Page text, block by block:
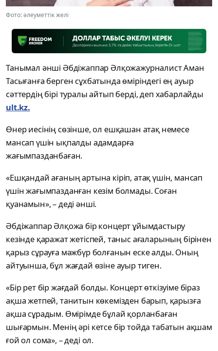
Фото: әлеуметтік желі
Танымал әнші Әбдіжаппар Әлқожажурналист Аман
Тасығанға берген сұхбатында өміріндегі ең ауыр
сәттердің бірі туралы айтып берді, деп хабарлайды
ult.kz.
Өнер иесінің сөзінше, ол ешқашан атақ немесе
мансап үшін ықпалды адамдарға
жағымпазданбаған.
«Ешқандай ағаның артына кіріп, атақ үшін, мансап
үшін жағымпазданған кезім болмады. Соған
қуанамын», – деді әнші.
Әбдіжаппар Әлқожа бір концерт ұйымдастыру
кезінде қаражат жетіспей, таныс ағаларының бірінен
қарыз сұрауға мәжбүр болғанын еске алды. Оның
айтуынша, бұл жағдай өзіне ауыр тиген.
«Бір рет бір жағдай болды. Концерт өткізуіме біраз
ақша жетпей, танитын көкемізден барып, қарызға
ақша сұрадым. Өмірімде бұлай қорланбаған
шығармын. Менің әрі кетсе бір тойда табатын ақшам
ғой ол сома», – деді ол.